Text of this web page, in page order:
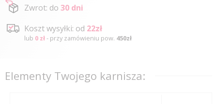
Zwrot: do 30 dni
Koszt wysyłki: od 22zł
lub 0 zł- przy zamówieniu pow. 450zł
Elementy Twojego karnisza: